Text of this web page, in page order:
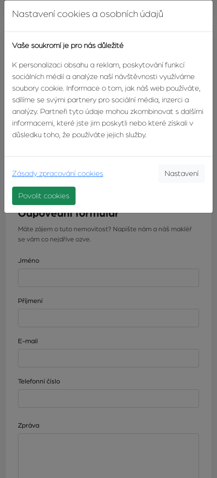
Energetický štítek G - mimořádně nehospodárná
Milan Michalčík
Realitní makléř
TELEFON:
+420603246680
E-MAIL: michalcik@zvonek.cz
DETAIL
KONTAKTUJTE
Odpovědní formulář
Máte zájem o tuto nemovitost? Napište nám a náš makléř
se vám co nejdříve ozve.
Jméno
Příjmení
E-mail
Telefonní číslo
Zpráva
Nastavení cookies a osobních údajů
Vaše soukromí je pro nás důležité
K personalizaci obsahu a reklam, poskytování funkcí
sociálních médií a analýze naší návštěvnosti využíváme
soubory cookie. Informace o tom, jak náš web používáte,
sdílíme se svými partnery pro sociální média, inzerci a
analýzy. Partneři tyto údaje mohou zkombinovat s dalšími
informacemi, které jste jim poskytli nebo které získali v
důsledku toho, že používáte jejich služby.
Zásady zpracování cookies Nastavení
Povolit cookies